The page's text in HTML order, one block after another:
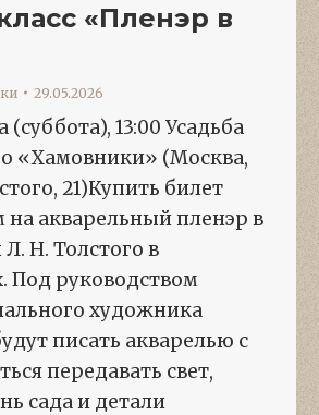
«Пленэр в
29.05.2026
(суббота), 13:00 Усадьба
«Хамовники» (Москва,
21)Купить билет
акварельный пленэр в
Н. Толстого в
Под руководством
художника
писать акварелью с
передавать свет,
сада и детали